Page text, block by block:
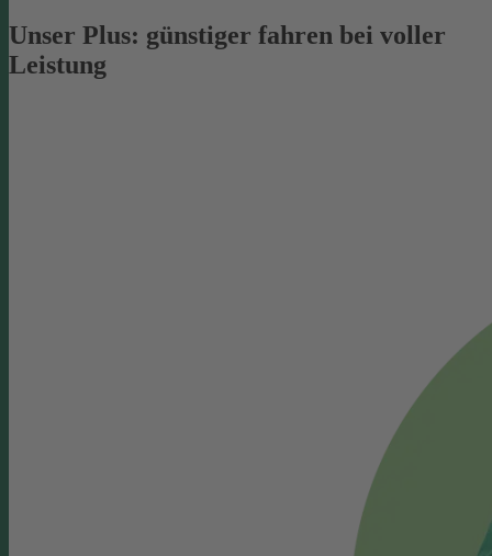
Unser Plus: günstiger fahren bei voller
Leistung